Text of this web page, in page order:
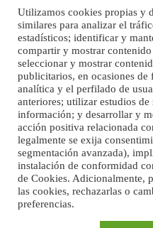
Ninfa perdida
El día 5 se los perdió una ninfa
perdió por la zon...
Leales.org » Gran Canaria | 6.7.2025
Inicio Publicidad
Aviso Legal
Enlaces
Utilizamos cookies propias y
similares para analizar el
estadísticos; identificar y
compartir y mostrar
seleccionar y mostrar
publicitarios, en ocasiones de
analítica y el perfilado de
anteriores; utilizar estudios de
información; y desarrollar y
acción positiva relacionada
legalmente se exija
segmentación avanzada),
instalación de conformidad
de Cookies. Adicionalmente,
las cookies, rechazarlas o
preferencias.